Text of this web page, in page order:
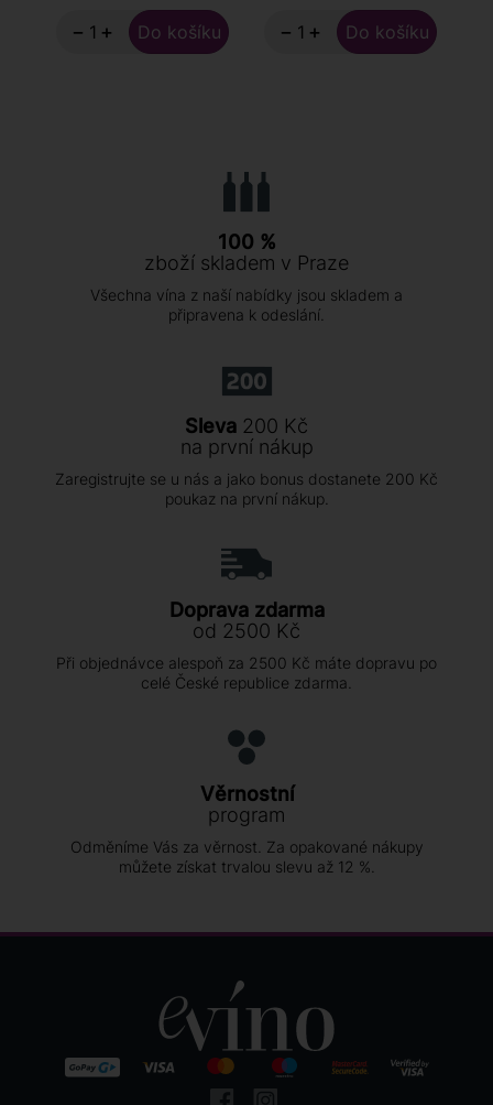
− + − +
100 %
zboží skladem v Praze
Všechna vína z naší nabídky jsou skladem a
připravena k odeslání.
Sleva 200 Kč
na první nákup
Zaregistrujte se u nás a jako bonus dostanete 200 Kč
poukaz na první nákup.
Doprava zdarma
od 2500 Kč
Při objednávce alespoň za 2500 Kč máte dopravu po
celé České republice zdarma.
Věrnostní
program
Odměníme Vás za věrnost. Za opakované nákupy
můžete získat trvalou slevu až 12 %.